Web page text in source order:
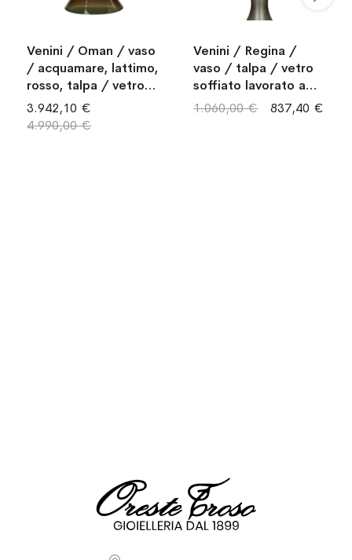
Venini / Oman / vaso
/ acquamare, lattimo,
rosso, talpa / vetro
soffiato e lavorato a
mano
3.942,10 €
4.990,00 €
Venini / Regina /
vaso / talpa / vetro
soffiato lavorato a
mano
837,40 €
1.060,00 €